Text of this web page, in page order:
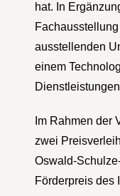
hat. In
ausstellenden
einem
Im Rahmen der
zwei
Oswald-
Förderpreis des